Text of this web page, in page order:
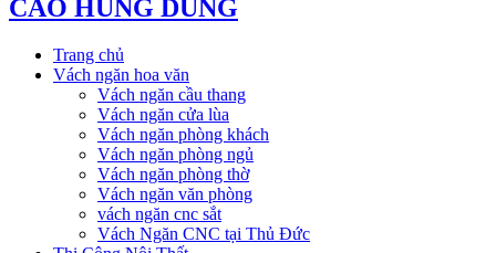
Trang chủ
Vách ngăn hoa văn
Vách ngăn cầu thang
Vách ngăn cửa lùa
Vách ngăn phòng khách
Vách ngăn phòng ngủ
Vách ngăn phòng thờ
Vách ngăn văn phòng
vách ngăn cnc sắt
Vách Ngăn CNC tại Thủ Đức